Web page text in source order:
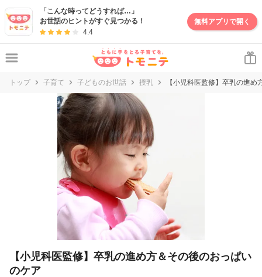
「こんな時ってどうすれば…」
お世話のヒントがすぐ見つかる！
4.4
無料アプリで開く
トップ 子育て 子どものお世話 授乳 【小児科医監修】卒乳の進
【小児科医監修】卒乳の進め方＆その後のおっぱい
のケア
妊娠・出産・子育て情報サイト | トモニテ